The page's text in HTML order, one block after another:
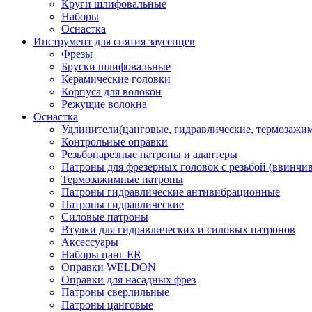
Круги шлифовальные
Наборы
Оснастка
Инструмент для снятия заусенцев
Фрезы
Бруски шлифовальные
Керамические головки
Корпуса для волокон
Режущие волокна
Оснастка
Удлинители(цанговые, гидравлические,
Контрольные оправки
Резьбонарезные патроны и адаптеры
Патроны для фрезерных головок с резьбой
Термозажимные патроны
Патроны гидравлические антивибрационные
Патроны гидравлические
Силовые патроны
Втулки для гидравлических и силовых патронов
Аксессуары
Наборы цанг ER
Оправки WELDON
Оправки для насадных фрез
Патроны сверлильные
Патроны цанговые